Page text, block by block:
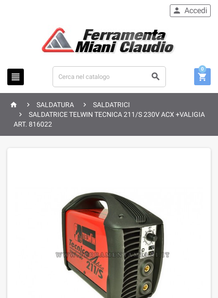
 
 Accedi

0
  SALDATURA 
SALDATRICI

SALDATRICE TELWIN TECNICA 211/S 230V ACX +VALIGIA
ART. 816022